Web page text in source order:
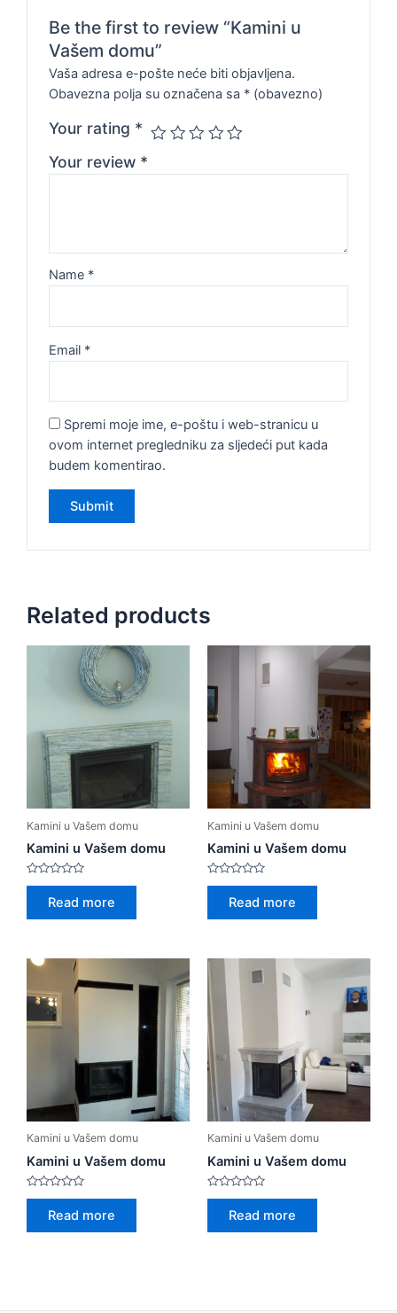
Be the first to review “Kamini u
Vašem domu”
Vaša adresa e-pošte neće biti objavljena.
Obavezna polja su označena sa * (obavezno)
Your rating *
Your review *
Name *
Email *
Spremi moje ime, e-poštu i web-stranicu u
ovom internet pregledniku za sljedeći put kada
budem komentirao.
Related products
Kamini u Vašem domu
Kamini u Vašem domu
Rated
Read more
Kamini u Vašem domu
Kamini u Vašem domu
Rated
Read more
Kamini u Vašem domu
Kamini u Vašem domu
Rated
Read more
Kamini u Vašem domu
Kamini u Vašem domu
Rated
Read more